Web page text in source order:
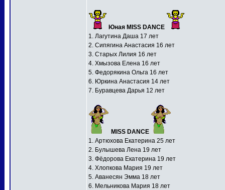
Юная MISS DANCE
1. Лагутина Даша 17 лет
2. Сипягина Анастасия 16 лет
3. Старых Лилия 16 лет
4. Хмызова Елена 16 лет
5. Федорякина Ольга 16 лет
6. Юркина Анастасия 14 лет
7. Буравцева Дарья 12 лет
MISS DANCE
1. Артюхова Екатерина 25 лет
2. Булышева Лена 19 лет
3. Фёдорова Екатерина 19 лет
4. Хлопкова Мария 19 лет
5. Аванесян Эмма 18 лет
6. Мельникова Мария 18 лет